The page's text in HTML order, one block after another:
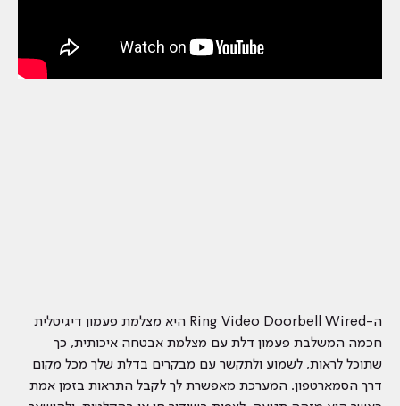
ה-Ring Video Doorbell Wired היא מצלמת פעמון דיגיטלית
חכמה המשלבת פעמון דלת עם מצלמת אבטחה איכותית, כך
שתוכל לראות, לשמוע ולתקשר עם מבקרים בדלת שלך מכל מקום
דרך הסמארטפון. המערכת מאפשרת לך לקבל התראות בזמן אמת